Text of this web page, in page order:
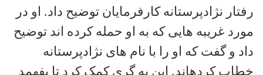
رفتار نژادپرستانه کارفرمایان توضیح داد. او در
مورد غریبه هایی که به او حمله کرده اند توضیح
داد و گفت که او را با نام های نژادپرستانه
خطاب کردهاند. این به گری کمک کرد تا بفهمد